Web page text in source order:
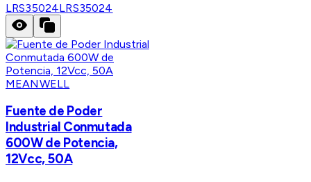
LRS35024LRS35024
MEANWELL
Fuente de Poder
Industrial Conmutada
600W de Potencia,
12Vcc, 50A